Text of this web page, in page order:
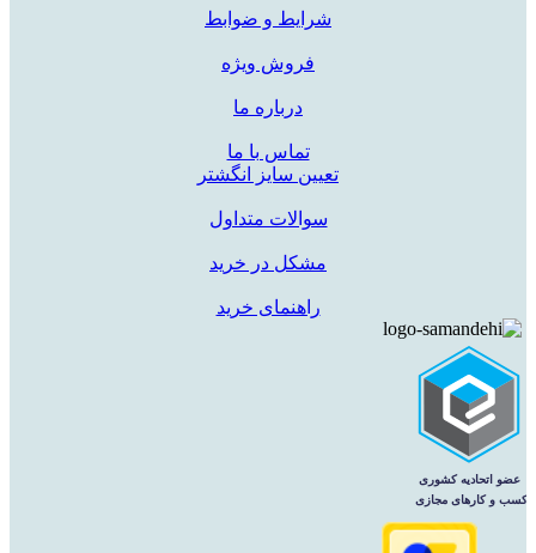
شرایط و ضوابط
فروش ویژه
درباره ما
تماس با ما
تعیین سایز انگشتر
سوالات متداول
مشکل در خرید
راهنمای خرید